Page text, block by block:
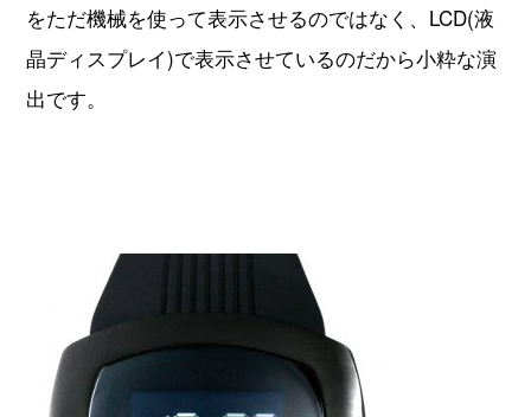
をただ機械を使って表示させるのではなく、LCD(液
晶ディスプレイ)で表示させているのだから小粋な演
出です。